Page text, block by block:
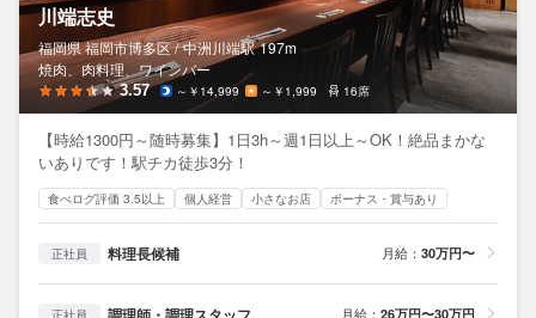
川端志史
福岡県 福岡市博多区 / 中洲川端駅 197m
焼肉、肉料理、ワインバー
3.57 ～￥14,999 ～￥1,999 16席
【時給1300円～随時募集】1日3h～週1日以上～OK！絶品まかな
いありです！駅チカ徒歩3分！
食べログ評価 3.5以上 個人経営 小さなお店 ボーナス・賞与あり
正社員 料理長候補 月給： 30万円〜
正社員 月給： 26万円〜30万円